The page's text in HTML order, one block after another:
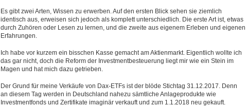
Es gibt zwei Arten, Wissen zu erwerben. Auf den ersten Blick sehen sie ziemlich
identisch aus, erweisen sich jedoch als komplett unterschiedlich. Die erste Art ist, etwas
durch Zuhören oder Lesen zu lernen, und die zweite aus eigenem Erleben und eigenen
Erfahrungen.
Ich habe vor kurzem ein bisschen Kasse gemacht am Aktienmarkt. Eigentlich wollte ich
das gar nicht, doch die Reform der Investmentbesteuerung liegt mir wie ein Stein im
Magen und hat mich dazu getrieben.
Der Grund für meine Verkäufe von Dax-ETFs ist der blöde Stichtag 31.12.2017. Denn
an diesem Tag werden in Deutschland nahezu sämtliche Anlageprodukte wie
Investmentfonds und Zertifikate imaginär verkauft und zum 1.1.2018 neu gekauft.